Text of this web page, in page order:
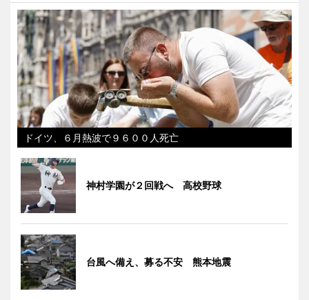
ドイツ、６月熱波で９６００人死亡
神村学園が２回戦へ 高校野球
台風へ備え、募る不安 熊本地震